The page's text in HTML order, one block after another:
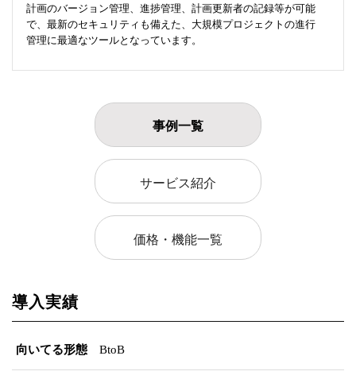
計画のバージョン管理、進捗管理、計画更新者の記録等が可能
で、最新のセキュリティも備えた、大規模プロジェクトの進行
管理に最適なツールとなっています。
事例一覧
サービス紹介
価格・機能一覧
導入実績
向いてる形態 BtoB